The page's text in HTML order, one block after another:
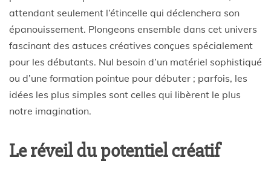
attendant seulement l’étincelle qui déclenchera son
épanouissement. Plongeons ensemble dans cet univers
fascinant des astuces créatives conçues spécialement
pour les débutants. Nul besoin d’un matériel sophistiqué
ou d’une formation pointue pour débuter ; parfois, les
idées les plus simples sont celles qui libèrent le plus
notre imagination.
Le réveil du potentiel créatif